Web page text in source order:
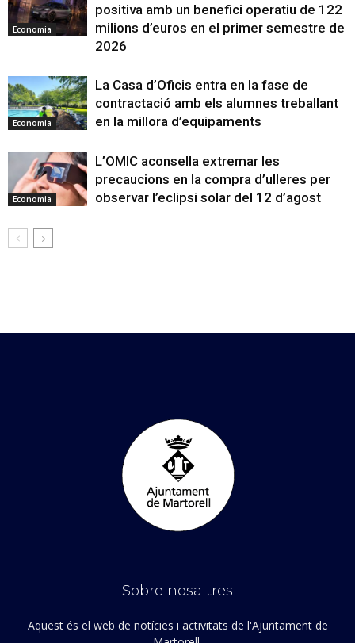
Economia
positiva amb un benefici operatiu de 122
milions d’euros en el primer semestre de
2026
Economia
La Casa d’Oficis entra en la fase de
contractació amb els alumnes treballant
en la millora d’equipaments
Economia
L’OMIC aconsella extremar les
precaucions en la compra d’ulleres per
observar l’eclipsi solar del 12 d’agost
Sobre nosaltres
Aquest és el web de notícies i activitats de l'Ajuntament de